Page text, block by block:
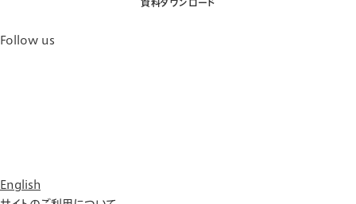
資料ダウンロード
Follow us
English